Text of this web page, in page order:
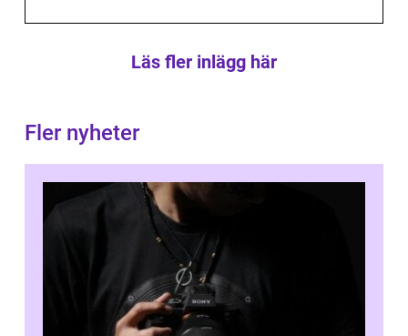
Läs fler inlägg här
Fler nyheter